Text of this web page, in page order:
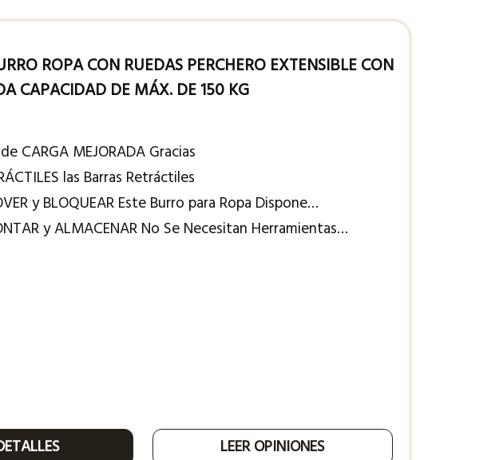
ROPA CON RUEDAS PERCHERO EXTENSIBLE CON
CAPACIDAD DE MÁX. DE 150 KG
CARGA MEJORADA Gracias
las Barras Retráctiles
y BLOQUEAR Este Burro para Ropa Dispone…
y ALMACENAR No Se Necesitan Herramientas…
LEER OPINIONES